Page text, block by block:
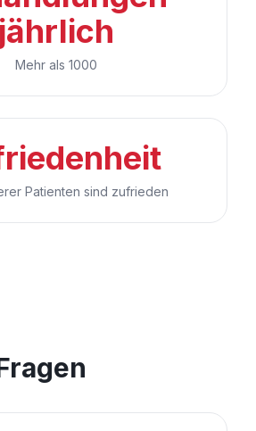
jährlich
Mehr als 1000
Patienten sind zufrieden